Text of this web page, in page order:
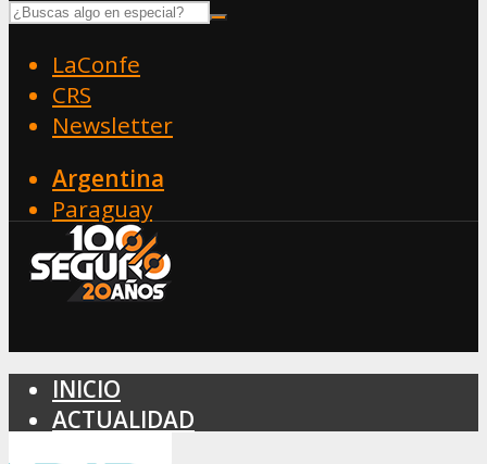
LaConfe
CRS
Newsletter
Argentina
Paraguay
INICIO
ACTUALIDAD